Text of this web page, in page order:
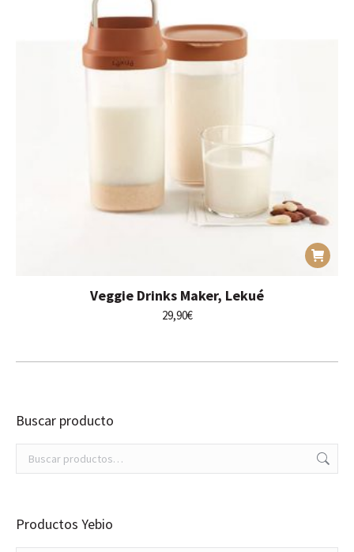
Veggie Drinks Maker, Lekué
29,90€
Buscar producto
Productos Yebio